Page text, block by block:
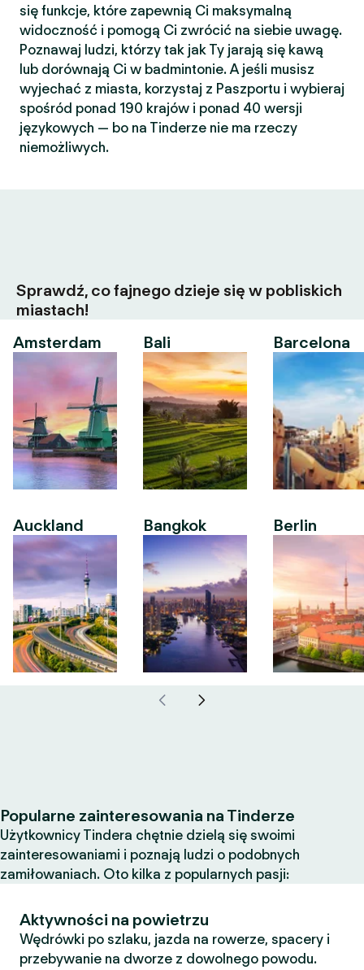
się funkcje, które zapewnią Ci maksymalną
widoczność i pomogą Ci zwrócić na siebie uwagę.
Poznawaj ludzi, którzy tak jak Ty jarają się kawą
lub dorównają Ci w badmintonie. A jeśli musisz
wyjechać z miasta, korzystaj z Paszportu i wybieraj
spośród ponad 190 krajów i ponad 40 wersji
językowych — bo na Tinderze nie ma rzeczy
niemożliwych.
Sprawdź, co fajnego dzieje się w pobliskich
miastach!
Amsterdam
Auckland
Bali
Bangkok
Barcelona
Berlin
Popularne zainteresowania na Tinderze
Użytkownicy Tindera chętnie dzielą się swoimi
zainteresowaniami i poznają ludzi o podobnych
zamiłowaniach. Oto kilka z popularnych pasji:
Aktywności na powietrzu
Wędrówki po szlaku, jazda na rowerze, spacery i
przebywanie na dworze z dowolnego powodu.